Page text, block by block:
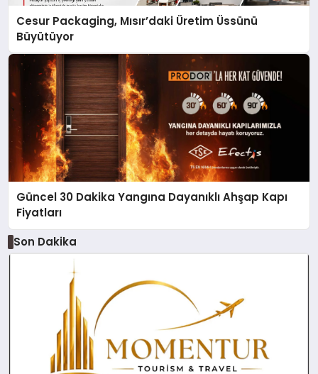
Cesur Packaging, Mısır’daki Üretim Üssünü
Büyütüyor
Güncel 30 Dakika Yangına Dayanıklı Ahşap Kapı
Fiyatları
Son Dakika